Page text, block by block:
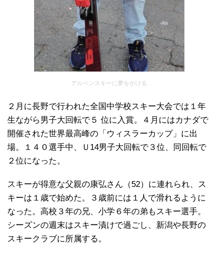
アルペンスキーに夢をかける
２月に長野で行われた全国中学校スキー大会では１年
生ながら男子大回転で５ 位に入賞。４月にはカナダで
開催された世界最高峰の「ウィスラーカップ」に出
場。１４０選手中、Ｕ14男子大回転で３位、同回転で
２位になった。
スキーが得意な父親の康弘さん（52）に連れられ、ス
キーは１歳で始めた。３歳前には１人で滑れるように
なった。高校３年の兄、小学６年の弟もスキー選手。
シーズンの週末はスキー漬けで過ごし、新潟や長野の
スキークラブに所属する。